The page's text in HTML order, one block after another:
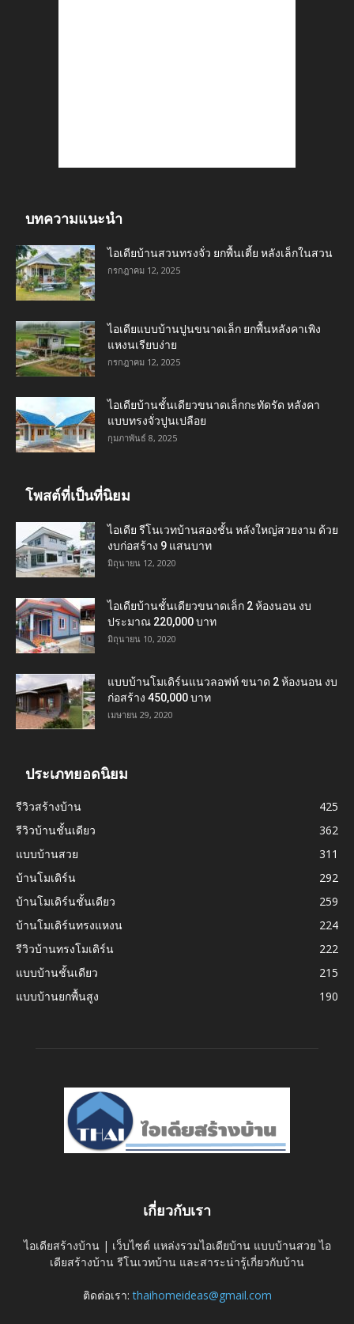
บทความแนะนำ
ไอเดียบ้านสวนทรงจั่ว ยกพื้นเตี้ย หลังเล็กในสวน
กรกฎาคม 12, 2025
ไอเดียแบบบ้านปูนขนาดเล็ก ยกพื้นหลังคาเพิง
แหงนเรียบง่าย
กรกฎาคม 12, 2025
ไอเดียบ้านชั้นเดียวขนาดเล็กกะทัดรัด หลังคา
แบบทรงจั่วปูนเปลือย
กุมภาพันธ์ 8, 2025
โพสต์ที่เป็นที่นิยม
ไอเดีย รีโนเวทบ้านสองชั้น หลังใหญ่สวยงาม ด้วย
งบก่อสร้าง 9 แสนบาท
มิถุนายน 12, 2020
ไอเดียบ้านชั้นเดียวขนาดเล็ก 2 ห้องนอน งบ
ประมาณ 220,000 บาท
มิถุนายน 10, 2020
แบบบ้านโมเดิร์นแนวลอฟท์ ขนาด 2 ห้องนอน งบ
ก่อสร้าง 450,000 บาท
เมษายน 29, 2020
ประเภทยอดนิยม
รีวิวสร้างบ้าน
425
รีวิวบ้านชั้นเดียว
362
แบบบ้านสวย
311
บ้านโมเดิร์น
292
บ้านโมเดิร์นชั้นเดียว
259
บ้านโมเดิร์นทรงแหงน
224
รีวิวบ้านทรงโมเดิร์น
222
แบบบ้านชั้นเดียว
215
แบบบ้านยกพื้นสูง
190
เกี่ยวกับเรา
ไอเดียสร้างบ้าน | เว็บไซต์ แหล่งรวมไอเดียบ้าน แบบบ้านสวย ไอ
เดียสร้างบ้าน รีโนเวทบ้าน และสาระน่ารู้เกี่ยวกับบ้าน
ติดต่อเรา:thaihomeideas@gmail.com